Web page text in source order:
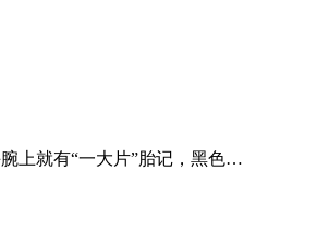
上就有“一大片”胎记，黑色…